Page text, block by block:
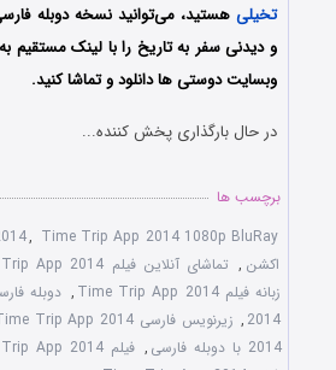
تخیلی هستید، می‌توانید نسخه دوبله
و دیدنی سفر به تاریخ را با لینک مستقیم
وبسایت دوستی ها دانلود و تماشا کنید.
در حال بارگذاری پخش کننده...
برچسب ها
, Time Trip App 2014 1080p BluRay
اکشن , تماشای آنلاین فیلم Time Trip App 2014
زبانه فیلم Time Trip App 2014
,
2014
, زیرنویس فارسی Time Trip App 2014
2014 با دوبله فارسی
, فیلم Time Trip App 2014 با لینک مستقیم